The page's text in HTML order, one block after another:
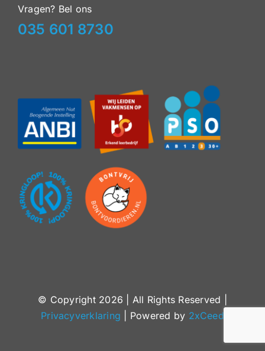
Vragen? Bel ons
035 601 8730
© Copyright 2026 | All Rights Reserved |
Privacyverklaring | Powered by 2xCeed